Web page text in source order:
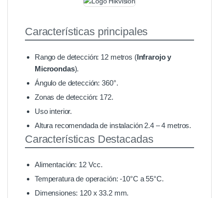
Características principales
Rango de detección: 12 metros (Infrarojo y
Microondas).
Ángulo de detección: 360°.
Zonas de detección: 172.
Uso interior.
Altura recomendada de instalación 2.4 – 4 metros.
Características Destacadas
Alimentación: 12 Vcc.
Temperatura de operación: -10°C a 55°C.
Dimensiones: 120 x 33.2 mm.